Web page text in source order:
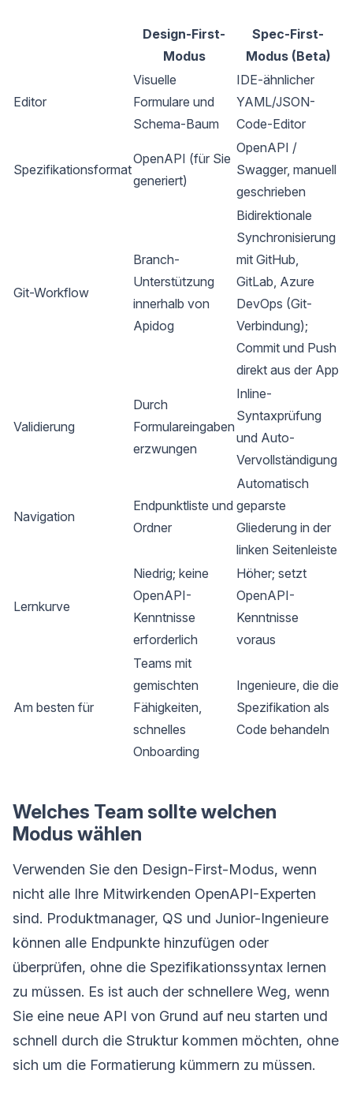
Design-First-
Modus
Spec-First-
Modus (Beta)
Editor
Visuelle
Formulare und
Schema-Baum
IDE-ähnlicher
YAML/JSON-
Code-Editor
Spezifikationsformat
OpenAPI (für Sie
generiert)
OpenAPI /
Swagger, manuell
geschrieben
Git-Workflow
Branch-
Unterstützung
innerhalb von
Apidog
Bidirektionale
Synchronisierung
mit GitHub,
GitLab, Azure
DevOps (Git-
Verbindung);
Commit und Push
direkt aus der App
Validierung
Durch
Formulareingaben
erzwungen
Inline-
Syntaxprüfung
und Auto-
Vervollständigung
Navigation
Endpunktliste und
Ordner
Automatisch
geparste
Gliederung in der
linken Seitenleiste
Lernkurve
Niedrig; keine
OpenAPI-
Kenntnisse
erforderlich
Höher; setzt
OpenAPI-
Kenntnisse
voraus
Am besten für
Teams mit
gemischten
Fähigkeiten,
schnelles
Onboarding
Ingenieure, die die
Spezifikation als
Code behandeln
Welches Team sollte welchen
Modus wählen
Verwenden Sie den Design-First-Modus, wenn
nicht alle Ihre Mitwirkenden OpenAPI-Experten
sind. Produktmanager, QS und Junior-Ingenieure
können alle Endpunkte hinzufügen oder
überprüfen, ohne die Spezifikationssyntax lernen
zu müssen. Es ist auch der schnellere Weg, wenn
Sie eine neue API von Grund auf neu starten und
schnell durch die Struktur kommen möchten, ohne
sich um die Formatierung kümmern zu müssen.